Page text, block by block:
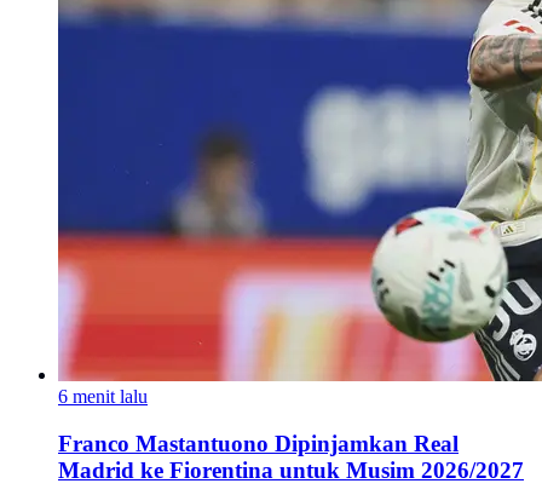
6 menit lalu
Franco Mastantuono Dipinjamkan Real
Madrid ke Fiorentina untuk Musim 2026/2027